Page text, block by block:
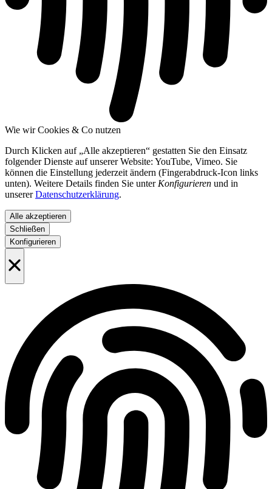
Wie wir Cookies & Co nutzen
Durch Klicken auf „Alle akzeptieren“ gestatten Sie den Einsatz
folgender Dienste auf unserer Website: YouTube, Vimeo. Sie
können die Einstellung jederzeit ändern (Fingerabdruck-Icon links
unten). Weitere Details finden Sie unter Konfigurieren und in
unsererDatenschutzerklärung.
Alle akzeptieren
Schließen
Konfigurieren